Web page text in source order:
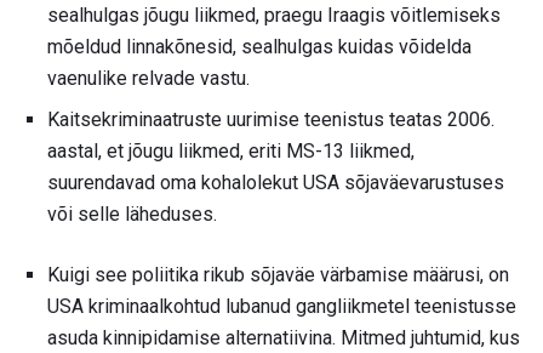
sealhulgas jõugu liikmed, praegu Iraagis võitlemiseks
mõeldud linnakõnesid, sealhulgas kuidas võidelda
vaenulike relvade vastu.
Kaitsekriminaatruste uurimise teenistus teatas 2006.
aastal, et jõugu liikmed, eriti MS-13 liikmed,
suurendavad oma kohalolekut USA sõjaväevarustuses
või selle läheduses.
Kuigi see poliitika rikub sõjaväe värbamise määrusi, on
USA kriminaalkohtud lubanud gangliikmetel teenistusse
asuda kinnipidamise alternatiivina. Mitmed juhtumid, kus